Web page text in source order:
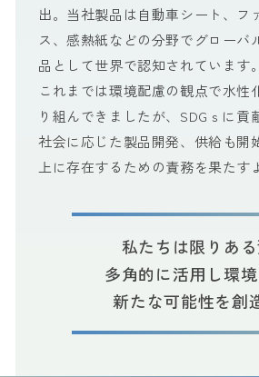
出。当社製品は自動車シート、フ
ス、感熱紙などの分野でグローバ
品として世界で認知されています。
これまでは環境配慮の観点で水性
り組んできましたが、SDGｓに貢
社会に応じた製品開発、供給も開
上に存在するための責務を果たす
私たちは限りあ
多角的に活用し環
新たな可能性を創